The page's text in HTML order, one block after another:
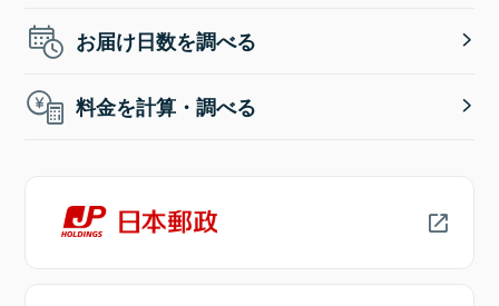
お届け日数を調べる
料金を計算・調べる